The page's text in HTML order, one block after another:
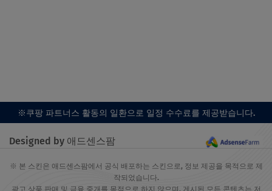
※쿠팡 파트너스 활동의 일환으로 일정 수수료를 제공받습니다.
Designed by 애드센스팜
※ 본 스킨은 애드센스팜에서 공식 배포하는 스킨으로, 정보 제공을 목적으로 제
작되었습니다.